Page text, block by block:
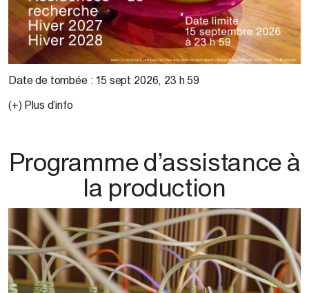
Date de tombée :15 sept 2026, 23 h 59
(+) Plus d’info
Programme d’assistance à
la production